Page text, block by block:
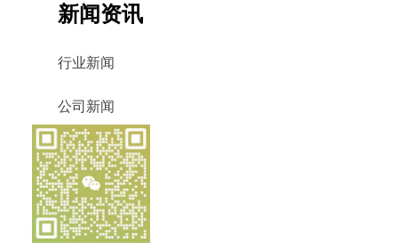
新闻资讯
行业新闻
公司新闻